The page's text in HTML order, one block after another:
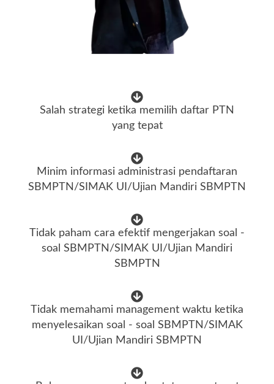
Salah strategi ketika memilih daftar PTN
yang tepat
Minim informasi administrasi pendaftaran
SBMPTN/SIMAK UI/Ujian Mandiri SBMPTN
Tidak paham cara efektif mengerjakan soal -
soal SBMPTN/SIMAK UI/Ujian Mandiri
SBMPTN
Tidak memahami management waktu ketika
menyelesaikan soal - soal SBMPTN/SIMAK
UI/Ujian Mandiri SBMPTN